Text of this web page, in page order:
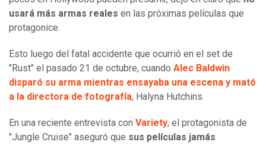
usará más armas reales en las próximas películas que
protagonice.
Esto luego del fatal accidente que ocurrió en el set de
"Rust" el pasado 21 de octubre, cuando Alec Baldwin
disparó su arma mientras ensayaba una escena y mató
a la directora de fotografía, Halyna Hutchins.
En una reciente entrevista con Variety, el protagonista de
"Jungle Cruise" aseguró que sus películas jamás